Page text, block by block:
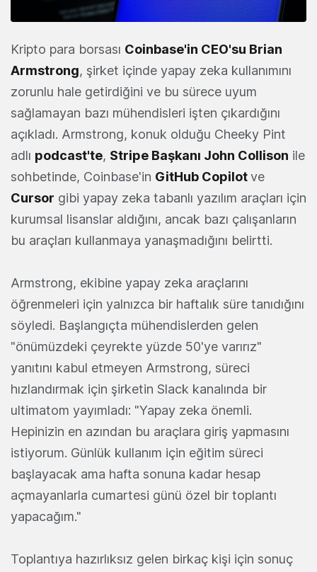
Kripto para borsası Coinbase'in CEO'su Brian
Armstrong, şirket içinde yapay zeka kullanımını
zorunlu hale getirdiğini ve bu sürece uyum
sağlamayan bazı mühendisleri işten çıkardığını
açıkladı. Armstrong, konuk olduğu Cheeky Pint
adlı podcast'te, Stripe Başkanı John Collison ile
sohbetinde, Coinbase'in GitHub Copilotve
Cursor gibi yapay zeka tabanlı yazılım araçları için
kurumsal lisanslar aldığını, ancak bazı çalışanların
bu araçları kullanmaya yanaşmadığını belirtti.
Armstrong, ekibine yapay zeka araçlarını
öğrenmeleri için yalnızca bir haftalık süre tanıdığını
söyledi. Başlangıçta mühendislerden gelen
"önümüzdeki çeyrekte yüzde 50'ye varırız"
yanıtını kabul etmeyen Armstrong, süreci
hızlandırmak için şirketin Slack kanalında bir
ultimatom yayımladı: "Yapay zeka önemli.
Hepinizin en azından bu araçlara giriş yapmasını
istiyorum. Günlük kullanım için eğitim süreci
başlayacak ama hafta sonuna kadar hesap
açmayanlarla cumartesi günü özel bir toplantı
yapacağım."
Toplantıya hazırlıksız gelen birkaç kişi için sonuç